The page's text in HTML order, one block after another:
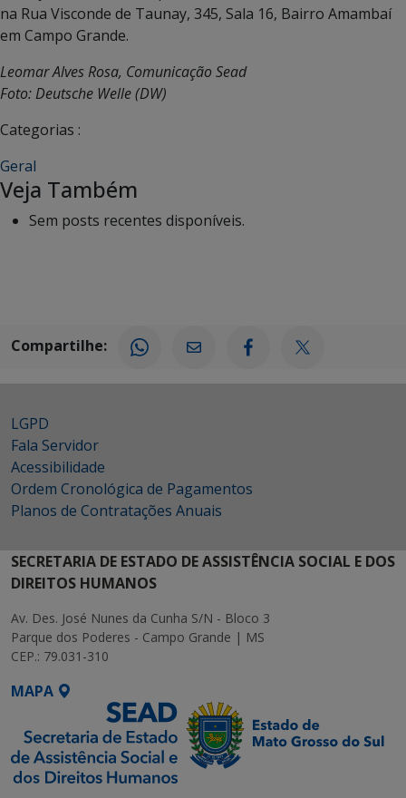
na Rua Visconde de Taunay, 345, Sala 16, Bairro Amambaí
em Campo Grande.
Leomar Alves Rosa, Comunicação Sead
Foto: Deutsche Welle (DW)
Categorias :
Geral
Veja Também
Sem posts recentes disponíveis.
Compartilhe:
LGPD
Fala Servidor
Acessibilidade
Ordem Cronológica de Pagamentos
Planos de Contratações Anuais
SECRETARIA DE ESTADO DE ASSISTÊNCIA SOCIAL E DOS
DIREITOS HUMANOS
Av. Des. José Nunes da Cunha S/N - Bloco 3
Parque dos Poderes - Campo Grande | MS
CEP.: 79.031-310
MAPA